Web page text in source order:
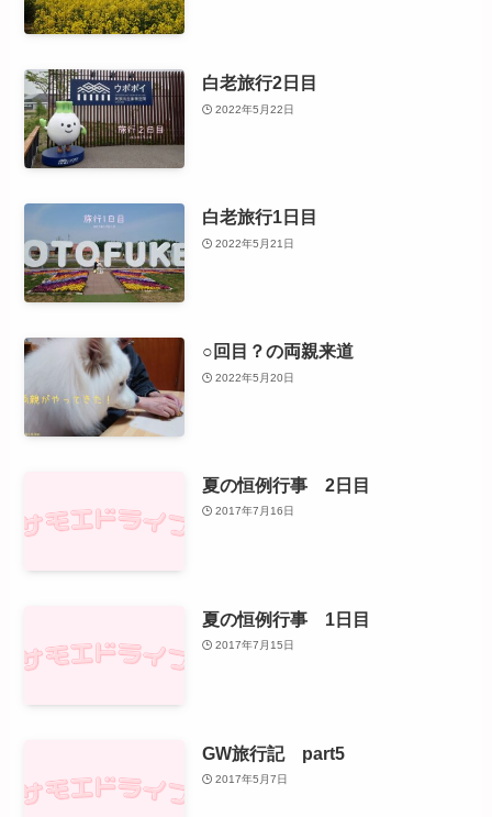
白老旅行2日目
2022年5月22日
白老旅行1日目
2022年5月21日
○回目？の両親来道
2022年5月20日
夏の恒例行事 2日目
2017年7月16日
夏の恒例行事 1日目
2017年7月15日
GW旅行記 part5
2017年5月7日